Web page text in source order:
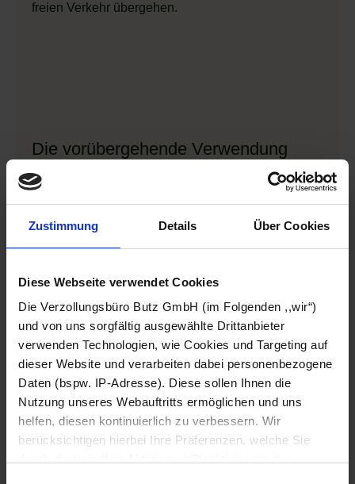
Zustimmung Details Über Cookies
Diese Webseite verwendet Cookies
Die Verzollungsbüro Butz GmbH (im Folgenden ,,wir“)
und von uns sorgfältig ausgewählte Drittanbieter
verwenden Technologien, wie Cookies und Targeting auf
dieser Website und verarbeiten dabei personenbezogene
Daten (bspw. IP-Adresse). Diese sollen Ihnen die
Nutzung unseres Webauftritts ermöglichen und uns
helfen, diesen kontinuierlich zu verbessern. Wir
berücksichtigen hierbei Ihre Präferenzen, welche Sie
freien Verkehr übergehen.
Die vorübergehende Verwendung
Das Zollverfahren der vorübergehenden
Verwendung kommt dann zum Einsatz, wenn Güter
vorübergehend in den Zollraum der Union
werden. Ein häufiges Beispiel in diesem
Zusammenhang sind Waren, die auf Messen
ausgestellt werden. Anschließend werden sie in
unverändertem Zustand wieder aus der
Gemeinschaft ausgeführt.
Wie die Güter in der Gemeinschaft verwendet
werden, wird vom Zollamt überwacht. Aus diesem
Grund kann von der Anwendung handelspolitischer
Maßnahmen sowie der Erhebung von Abgaben